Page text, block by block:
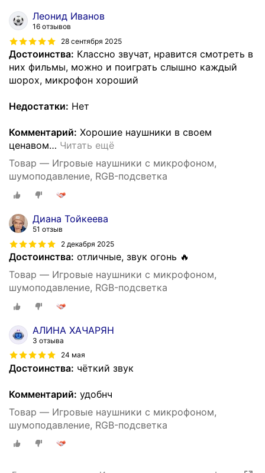
Леонид Иванов
16 отзывов
28 сентября 2025
Достоинства: Классно звучат, нравится смотреть в
них фильмы, можно и поиграть слышно каждый
шорох, микрофон хороший
Недостатки: Нет
Комментарий: Хорошие наушники в своем
ценавом… Читать ещё
Товар — Игровые наушники с микрофоном,
шумоподавление, RGB-подсветка
Диана Тойкеева
51 отзыв
2 декабря 2025
Достоинства: отличные, звук огонь 🔥
Товар — Игровые наушники с микрофоном,
шумоподавление, RGB-подсветка
АЛИНА ХАЧАРЯН
3 отзыва
24 мая
Достоинства: чёткий звук
Комментарий: удобнч
Товар — Игровые наушники с микрофоном,
шумоподавление, RGB-подсветка